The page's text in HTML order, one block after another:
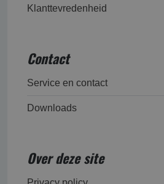
Klanttevredenheid
Contact
Service en contact
Downloads
Over deze site